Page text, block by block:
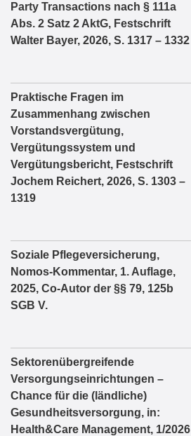
Party Transactions nach § 111a
Abs. 2 Satz 2 AktG, Festschrift
Walter Bayer, 2026, S. 1317 – 1332
Praktische Fragen im
Zusammenhang zwischen
Vorstandsvergütung,
Vergütungssystem und
Vergütungsbericht, Festschrift
Jochem Reichert, 2026, S. 1303 –
1319
Soziale Pflegeversicherung,
Nomos-Kommentar, 1. Auflage,
2025, Co-Autor der §§ 79, 125b
SGB V.
Sektorenübergreifende
Versorgungseinrichtungen –
Chance für die (ländliche)
Gesundheitsversorgung, in:
Health&Care Management, 1/2026